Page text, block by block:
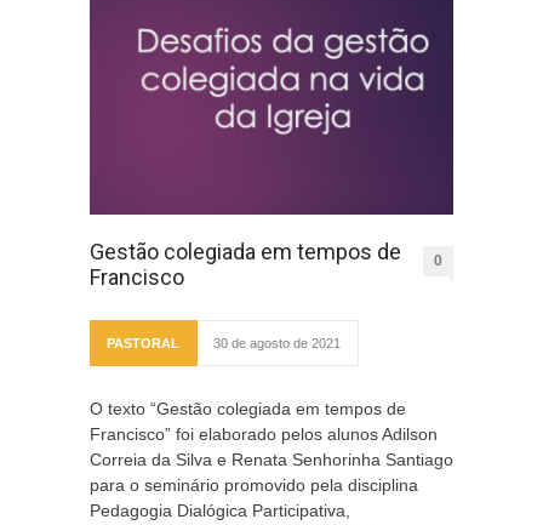
Gestão colegiada em tempos de
Francisco
0
PASTORAL 30 de agosto de 2021
O texto “Gestão colegiada em tempos de
Francisco” foi elaborado pelos alunos Adilson
Correia da Silva e Renata Senhorinha Santiago
para o seminário promovido pela disciplina
Pedagogia Dialógica Participativa,